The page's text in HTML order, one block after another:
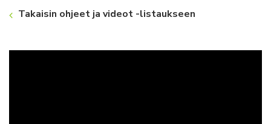
Takaisin ohjeet ja videot -listaukseen